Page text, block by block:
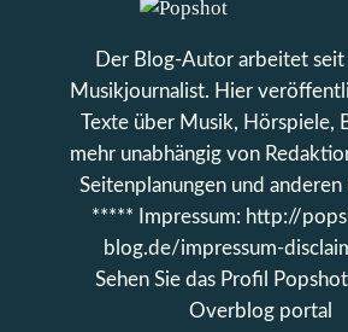
Der Blog-Autor arbeitet seit
Musikjournalist. Hier
Texte über Musik, Hörspiele,
mehr unabhängig von
Seitenplanungen und anderen
***** Impressum: http://
blog.de/impressum-
Sehen Sie das Profil
Popshot
Overblog portal